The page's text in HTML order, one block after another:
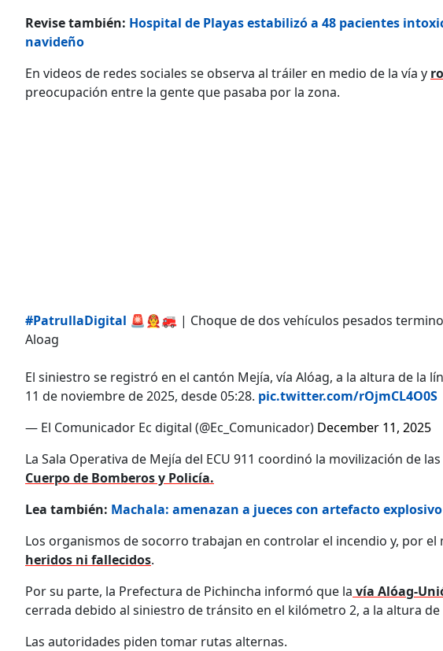
Revise también: Hospital de Playas estabilizó a 48 pacientes
navideño
En videos de redes sociales se observa al tráiler en medio de la vía y
preocupación entre la gente que pasaba por la zona.
#PatrullaDigital 🚨👨‍🚒🚒 | Choque de dos vehículos pesados
Aloag
El siniestro se registró en el cantón Mejía, vía Alóag, a la altura de la
11 de noviembre de 2025, desde 05:28. pic.twitter.com/rOjmCL4O0S
— El Comunicador Ec digital (@Ec_Comunicador) December 11, 2025
La Sala Operativa de Mejía del ECU 911 coordinó la movilización de
Cuerpo de Bomberos y Policía.
Lea también: Machala: amenazan a jueces con artefacto
Los organismos de socorro trabajan en controlar el incendio y, por el
heridos ni fallecidos.
Por su parte, la Prefectura de Pichincha informó que la vía Alóag-
cerrada debido al siniestro de tránsito en el kilómetro 2, a la altura
Las autoridades piden tomar rutas alternas.